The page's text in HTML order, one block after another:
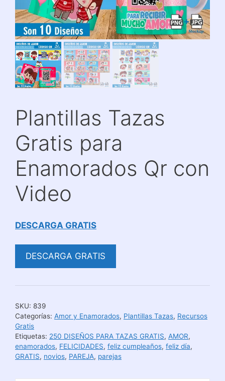
Plantillas Tazas
Gratis para
Enamorados Qr con
Video
DESCARGA GRATIS
DESCARGA GRATIS
SKU: 839
Categorías: Amor y Enamorados, Plantillas Tazas, Recursos
Gratis
Etiquetas: 250 DISEÑOS PARA TAZAS GRATIS, AMOR,
enamorados, FELICIDADES, feliz cumpleaños, feliz día,
GRATIS, novios, PAREJA, parejas